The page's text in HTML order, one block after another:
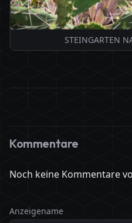
STEINGARTEN
Kommentare
Noch keine Kommentare
Anzeigename